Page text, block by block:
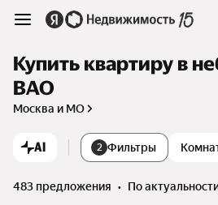
Купить квартиру в
ВАО
Москва и МО
AI 2 Фильтры
483 предложения •
по